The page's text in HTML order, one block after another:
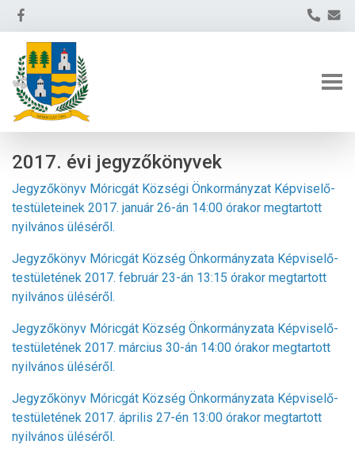
2017. évi jegyzőkönyvek
Jegyzőkönyv Móricgát Községi Önkormányzat Képviselő-
testületeinek 2017. január 26-án 14:00 órakor megtartott
nyilvános üléséről.
Jegyzőkönyv Móricgát Község Önkormányzata Képviselő-
testületének 2017. február 23-án 13:15 órakor megtartott
nyilvános üléséről.
Jegyzőkönyv Móricgát Község Önkormányzata Képviselő-
testületének 2017. március 30-án 14:00 órakor megtartott
nyilvános üléséről.
Jegyzőkönyv Móricgát Község Önkormányzata Képviselő-
testületének 2017. április 27-én 13:00 órakor megtartott
nyilvános üléséről.